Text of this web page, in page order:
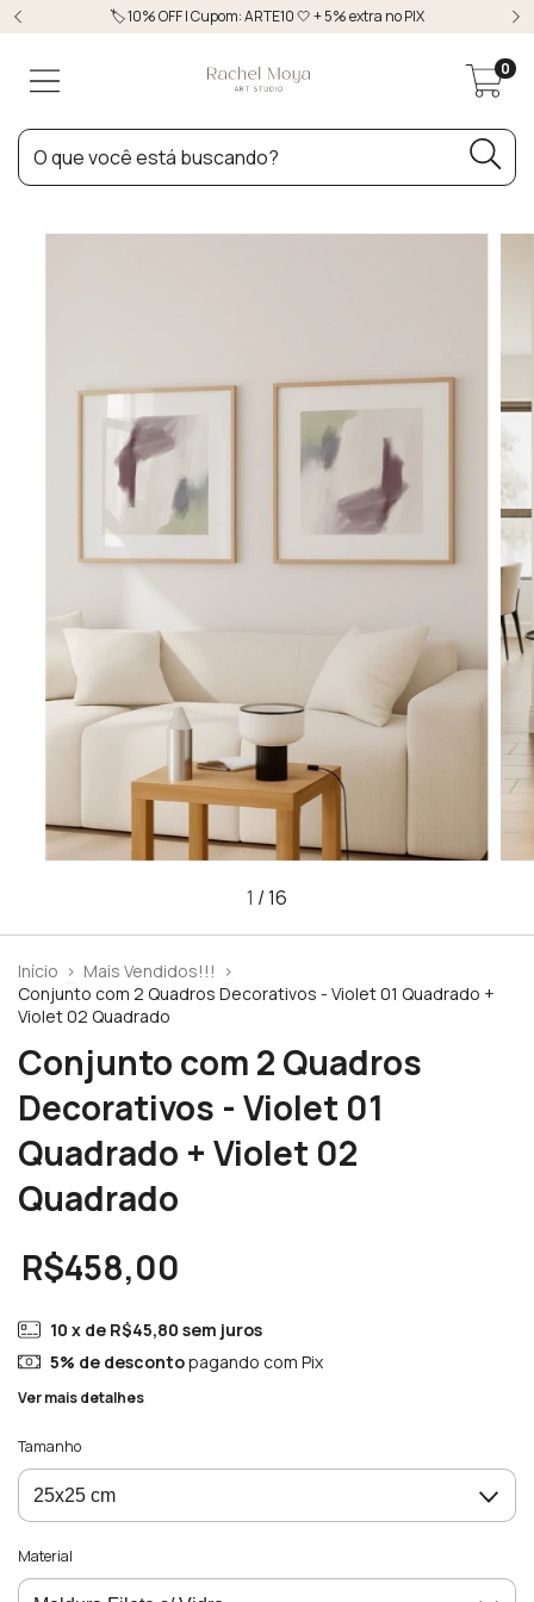
🏷️ 10% OFF | Cupom: ARTE10 🤍 + 5% extra no PIX
0
1 /16
Início > Mais Vendidos!!! >
Conjunto com 2 Quadros Decorativos - Violet 01 Quadrado +
Violet 02 Quadrado
Conjunto com 2 Quadros
Decorativos - Violet 01
Quadrado + Violet 02
Quadrado
R$458,00
10 x de R$45,80 sem juros
5% de descontopagando com Pix
Ver mais detalhes
Tamanho
Material